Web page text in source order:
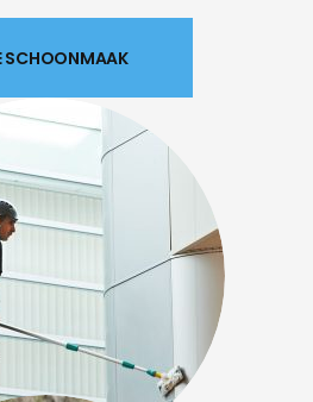
SCHOONMAAK